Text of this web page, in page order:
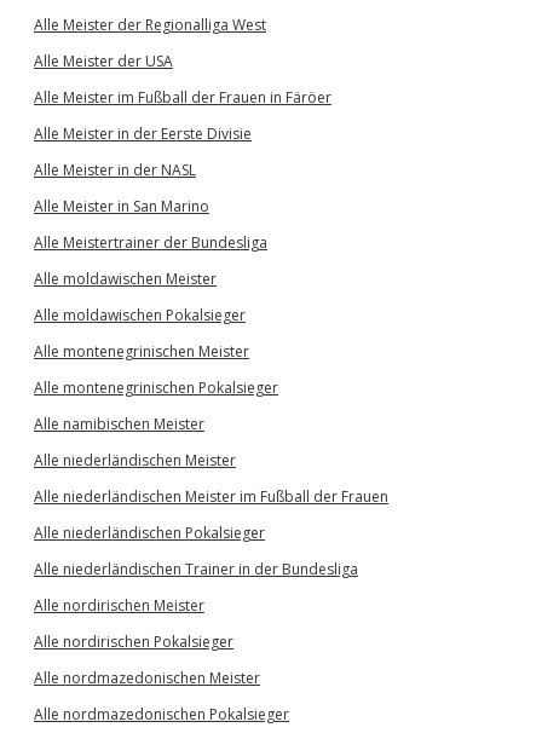
Alle Meister der Regionalliga West
Alle Meister der USA
Alle Meister im Fußball der Frauen in Färöer
Alle Meister in der Eerste Divisie
Alle Meister in der NASL
Alle Meister in San Marino
Alle Meistertrainer der Bundesliga
Alle moldawischen Meister
Alle moldawischen Pokalsieger
Alle montenegrinischen Meister
Alle montenegrinischen Pokalsieger
Alle namibischen Meister
Alle niederländischen Meister
Alle niederländischen Meister im Fußball der Frauen
Alle niederländischen Pokalsieger
Alle niederländischen Trainer in der Bundesliga
Alle nordirischen Meister
Alle nordirischen Pokalsieger
Alle nordmazedonischen Meister
Alle nordmazedonischen Pokalsieger